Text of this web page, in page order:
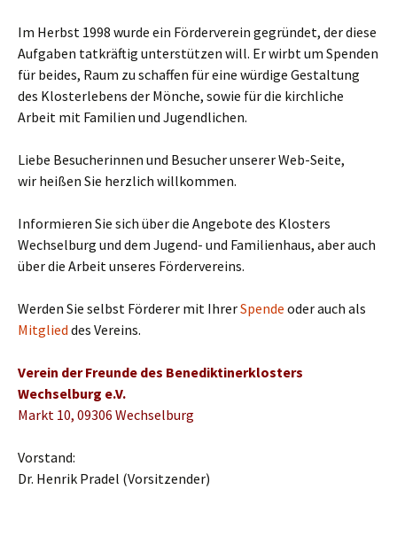
Im Herbst 1998 wurde ein Förderverein gegründet, der diese
Aufgaben tatkräftig unterstützen will. Er wirbt um Spenden
für beides, Raum zu schaffen für eine würdige Gestaltung
des Klosterlebens der Mönche, sowie für die kirchliche
Arbeit mit Familien und Jugendlichen.
Liebe Besucherinnen und Besucher unserer Web-Seite,
wir heißen Sie herzlich willkommen.
Informieren Sie sich über die Angebote des Klosters
Wechselburg und dem Jugend- und Familienhaus, aber auch
über die Arbeit unseres Fördervereins.
Werden Sie selbst Förderer mit IhrerSpende oder auch als
Mitglied des Vereins.
Verein der Freunde des Benediktinerklosters
Wechselburg e.V.
Markt 10, 09306 Wechselburg
Vorstand:
Dr. Henrik Pradel (Vorsitzender)